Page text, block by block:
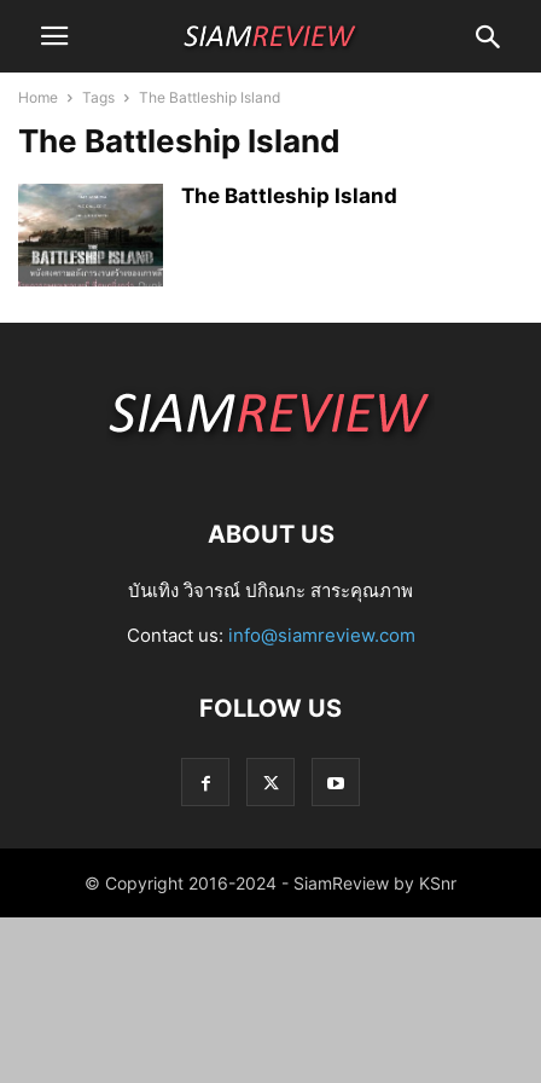
Home Tags The Battleship Island
The Battleship Island
The Battleship Island
ABOUT US
บันเทิง วิจารณ์ ปกิณกะ สาระคุณภาพ
Contact us: info@siamreview.com
FOLLOW US
© Copyright 2016-2024 - SiamReview by KSnr